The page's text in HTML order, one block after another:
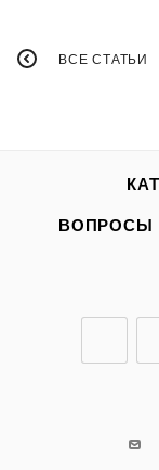
ВСЕ СТАТЬИ
ВОПРОСЫ